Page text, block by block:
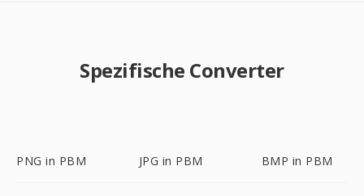
Spezifische Converter
PNG in PBM JPG in PBM BMP in PBM